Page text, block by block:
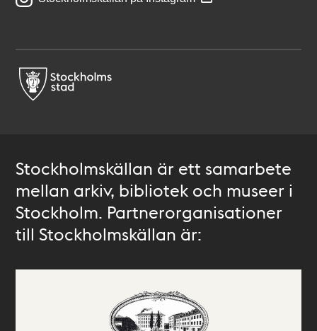
Stockholmskällan är ett samarbete
mellan arkiv, bibliotek och museer i
Stockholm. Partnerorganisationer
till Stockholmskällan är: